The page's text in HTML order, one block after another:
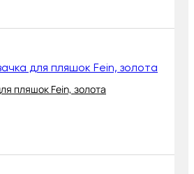
пляшок Fein, золота